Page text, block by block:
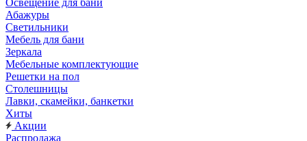
Освещение для бани
Абажуры
Светильники
Мебель для бани
Зеркала
Мебельные комплектующие
Решетки на пол
Столешницы
Лавки, скамейки, банкетки
Хиты
Акции
Распродажа